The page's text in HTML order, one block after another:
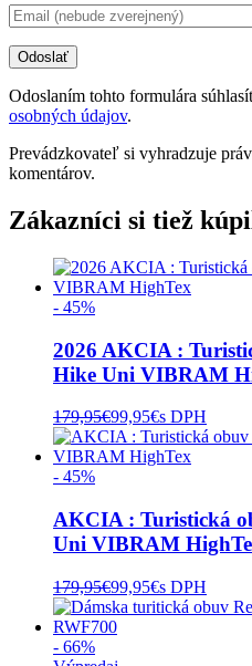
Odoslaním tohto formulára
osobných údajov.
Prevádzkovateľ si vyhradzuje
komentárov.
Zákazníci si tiež
- 45%
2026 AKCIA :
Hike Uni VIBRAM
179,95€99,95€s DPH
- 45%
AKCIA : Turistická
Uni VIBRAM
179,95€99,95€s DPH
- 66%